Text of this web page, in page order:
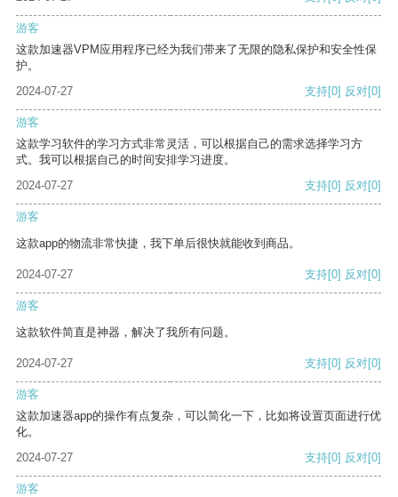
游客
这款加速器VPM应用程序已经为我们带来了无限的隐私保护和安全性保
护。
2024-07-27
支持[0] 反对[0]
游客
这款学习软件的学习方式非常灵活，可以根据自己的需求选择学习方
式。我可以根据自己的时间安排学习进度。
2024-07-27
支持[0] 反对[0]
游客
这款app的物流非常快捷，我下单后很快就能收到商品。
2024-07-27 支持[0] 反对[0]
游客
这款软件简直是神器，解决了我所有问题。
2024-07-27 支持[0] 反对[0]
游客
这款加速器app的操作有点复杂，可以简化一下，比如将设置页面进行优
化。
2024-07-27
支持[0] 反对[0]
游客